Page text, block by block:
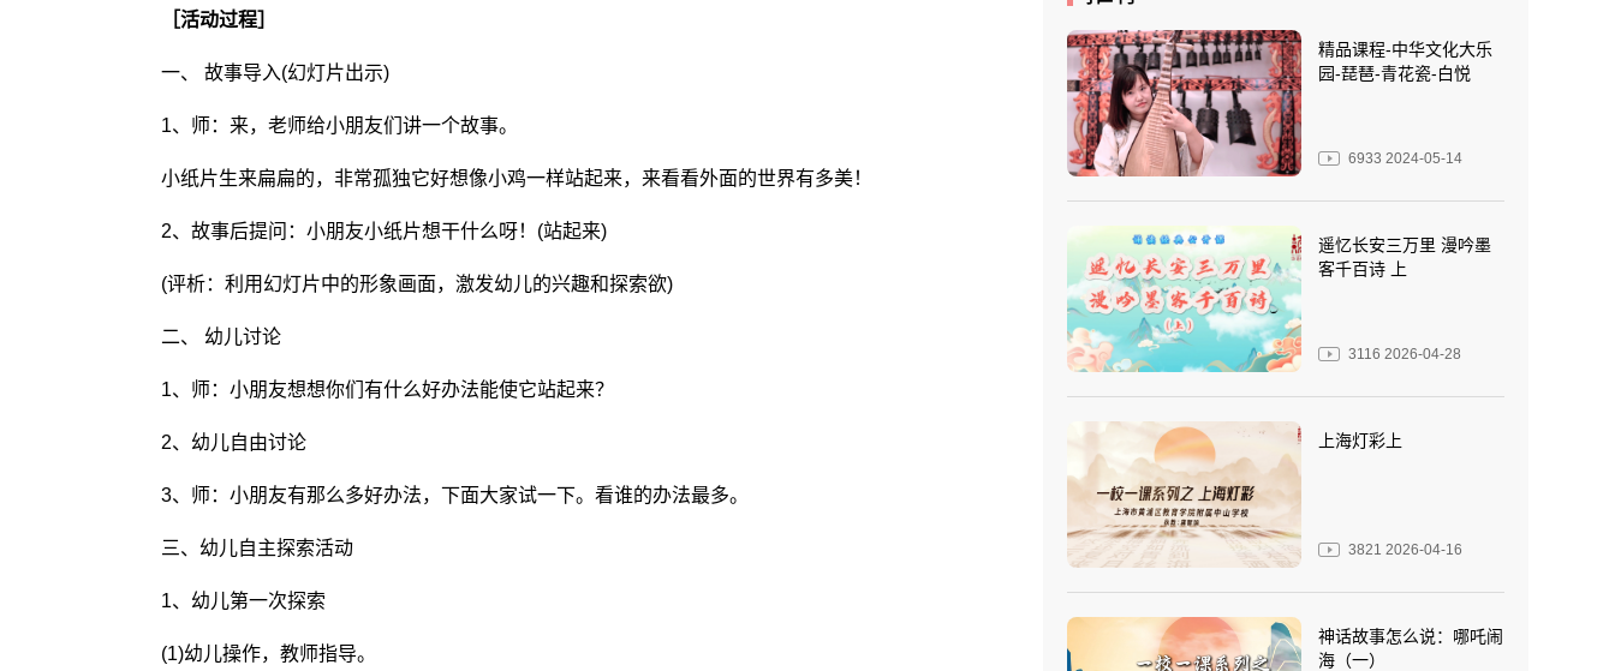
［活动过程］
一、 故事导入(幻灯片出示)
1、师：来，老师给小朋友们讲一个故事。
小纸片生来扁扁的，非常孤独它好想像小鸡一样站起来，来看看外面的世界有多美！
2、故事后提问：小朋友小纸片想干什么呀！(站起来)
(评析：利用幻灯片中的形象画面，激发幼儿的兴趣和探索欲)
二、 幼儿讨论
1、师：小朋友想想你们有什么好办法能使它站起来？
2、幼儿自由讨论
3、师：小朋友有那么多好办法，下面大家试一下。看谁的办法最多。
三、幼儿自主探索活动
1、幼儿第一次探索
(1)幼儿操作，教师指导。
精品课程-中华文化大乐
园-琵琶-青花瓷-白悦
6933 2024-05-14
遥忆长安三万里 漫吟墨
客千百诗 上
3116 2026-04-28
上海灯彩上
3821 2026-04-16
神话故事怎么说：哪吒闹
海（一）